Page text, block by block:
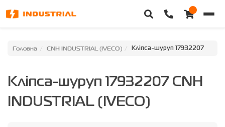
Головна
Категорії
Головна CNH INDUSTRIAL (IVECO) Кліпса-шуруп 17932207
Кліпса-шуруп 17932207 CNH
INDUSTRIAL (IVECO)